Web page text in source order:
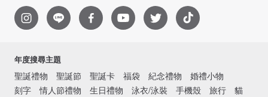
年度搜尋主題
聖誕禮物 聖誕節 聖誕卡 福袋 紀念禮物
婚禮小物
刻字
情人節禮物 生日禮物 泳衣/泳裝 手機殼 旅行 貓